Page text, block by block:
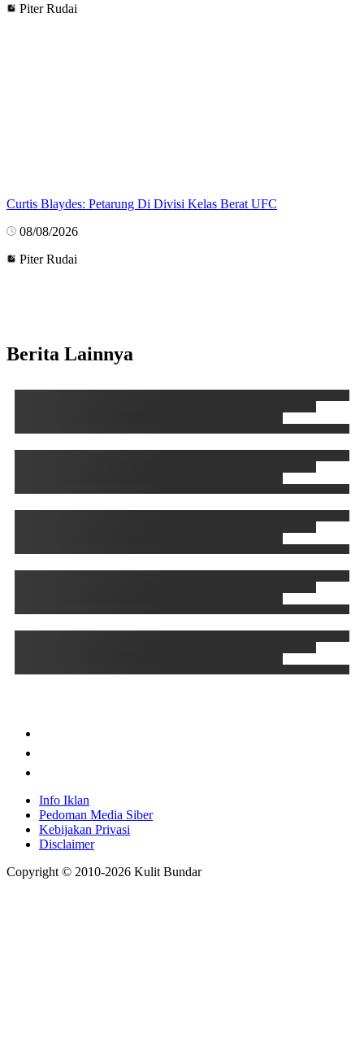
Piter Rudai
Curtis Blaydes: Petarung Di Divisi Kelas Berat UFC
08/08/2026
Piter Rudai
Berita Lainnya
Info Iklan
Pedoman Media Siber
Kebijakan Privasi
Disclaimer
Copyright © 2010-2026 Kulit Bundar